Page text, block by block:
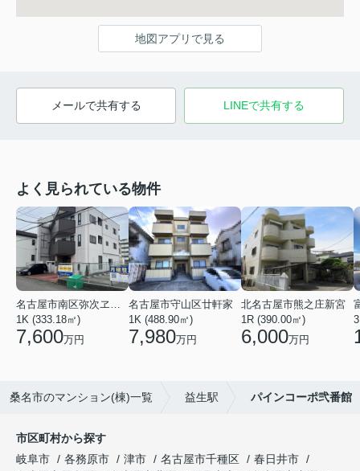
地図アプリで見る
メールで共有する LINEで共有する
よく見られている物件
名古屋市南区弥次ヱ町４丁目
1K (333.18㎡)
7,600万円
名古屋市守山区廿軒家
1K (488.90㎡)
7,980万円
北名古屋市熊之庄新宮
1R (390.00㎡)
6,000万円
桑名市のマンション(棟)一覧 益生駅 パインコーポ弐番館
市区町村から探す
岐阜市
各務原市 津市 名古屋市千種区
春日井市